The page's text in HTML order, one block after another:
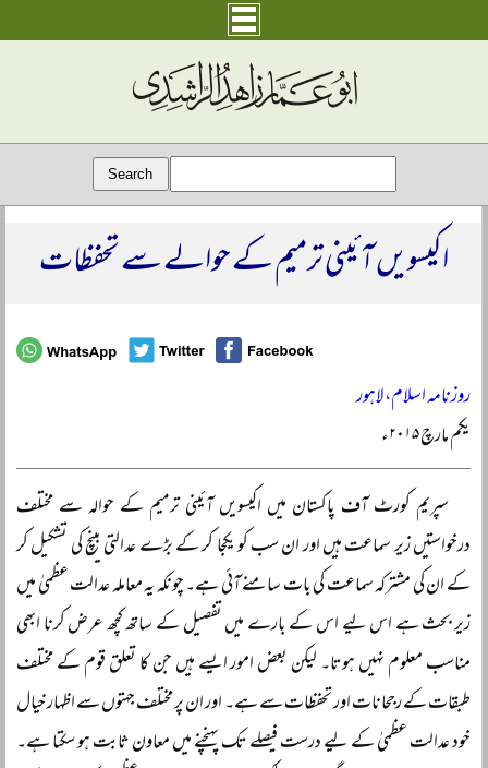
اکیسویں آئینی ترمیم کے حوالے سے تحفظات
روزنامہ اسلام، لاہور
یکم مارچ ۲۰۱۵ء
سپریم کورٹ آف پاکستان میں اکیسویں آئینی ترمیم کے حوالہ سے مختلف
درخواستیں زیر سماعت ہیں اور ان سب کو یکجا کر کے بڑے عدالتی بینچ کی تشکیل کر
کے ان کی مشترکہ سماعت کی بات سامنے آئی ہے۔ چونکہ یہ معاملہ عدالت عظمیٰ میں
زیر بحث ہے اس لیے اس کے بارے میں تفصیل کے ساتھ کچھ عرض کرنا ابھی
مناسب معلوم نہیں ہوتا۔ لیکن بعض امور ایسے ہیں جن کا تعلق قوم کے مختلف
طبقات کے رجحانات اور تحفظات سے ہے۔ اور ان پر مختلف جہتوں سے اظہار خیال
خود عدالت عظمیٰ کے لیے درست فیصلے تک پہنچنے میں معاون ثابت ہو سکتا ہے۔